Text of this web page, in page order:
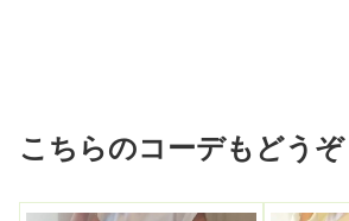
こちらのコーデもどうぞ